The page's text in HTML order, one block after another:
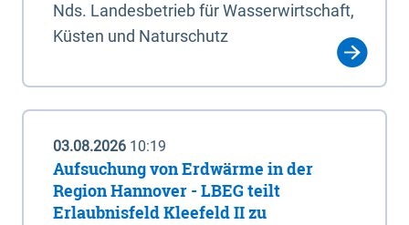
Nds. Landesbetrieb für Wasserwirtschaft,
Küsten und Naturschutz
03.08.2026 10:19
Aufsuchung von Erdwärme in der
Region Hannover - LBEG teilt
Erlaubnisfeld Kleefeld II zu